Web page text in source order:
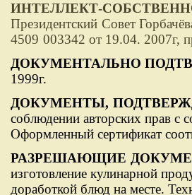
ИНТЕЛЛЕКТ-
Президентский Совет
4509 003342 от 19.04. 2007г,
ДОКУМЕНТАЛЬНО
1999г.
ДОКУМЕНТЫ,
соблюдении авторских прав
Оформленный сертификат
РАЗРЕШАЮЩИЕ
изготовление кулинарной
доработкой блюд на месте.